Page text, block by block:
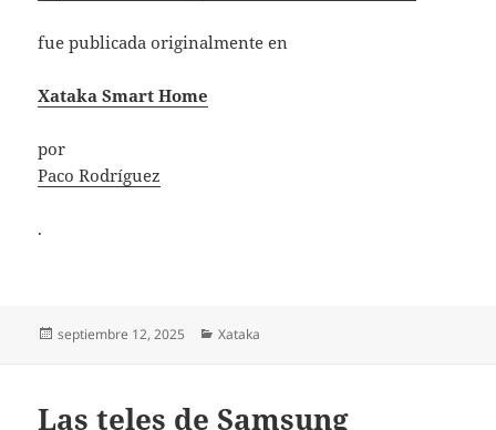
fue publicada originalmente en
Xataka Smart Home
por
Paco Rodríguez
.
Publicado
septiembre 12, 2025 Categorías
Xataka
Las teles de Samsung